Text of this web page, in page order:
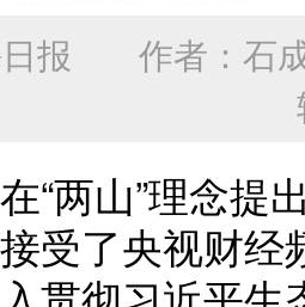
日报 作者：石
两山”理念提
受了央视财